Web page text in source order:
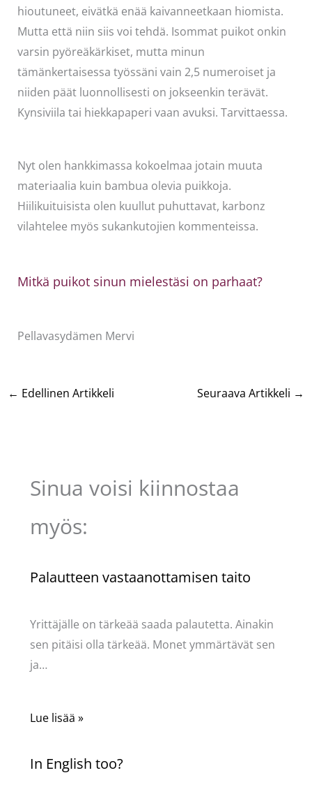
hioutuneet, eivätkä enää kaivanneetkaan hiomista.
Mutta että niin siis voi tehdä. Isommat puikot onkin
varsin pyöreäkärkiset, mutta minun
tämänkertaisessa työssäni vain 2,5 numeroiset ja
niiden päät luonnollisesti on jokseenkin terävät.
Kynsiviila tai hiekkapaperi vaan avuksi. Tarvittaessa.
Nyt olen hankkimassa kokoelmaa jotain muuta
materiaalia kuin bambua olevia puikkoja.
Hiilikuituisista olen kuullut puhuttavat, karbonz
vilahtelee myös sukankutojien kommenteissa.
Mitkä puikot sinun mielestäsi on parhaat?
Pellavasydämen Mervi
← Edellinen Artikkeli Seuraava Artikkeli →
Sinua voisi kiinnostaa
myös:
Palautteen vastaanottamisen taito
Yrittäjälle on tärkeää saada palautetta. Ainakin
sen pitäisi olla tärkeää. Monet ymmärtävät sen
ja…
Lue lisää »
In English too?